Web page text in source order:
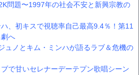
問題〜1997年の社会不安と新興宗教の
、初キスで視聴率自己最高9.4％！第11
へ
ュノとキム・ミンハが語るラブ＆危機の
で甘いセレナーデーテプン歌唱シーン